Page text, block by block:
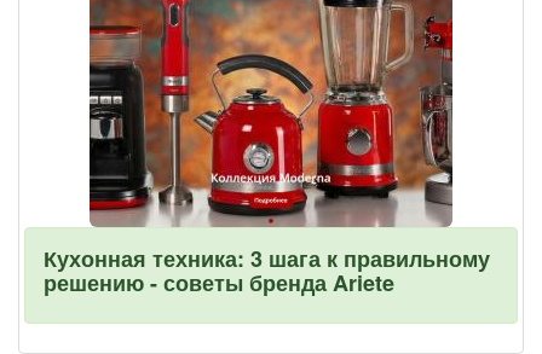
Кухонная техника: 3 шага к правильному
решению - советы бренда Ariete